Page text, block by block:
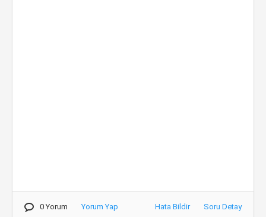
0 Yorum Yorum Yap Hata Bildir Soru Detay